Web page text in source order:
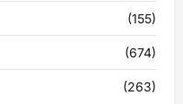
(155)
(674)
(263)